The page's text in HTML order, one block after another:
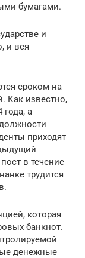
бумагами.
и
и вся
сроком на
Как известно,
а
приходят
в течение
трудится
которая
банкнот.
денежные